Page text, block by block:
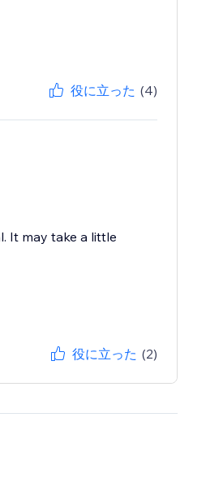
役に立った (4)
It may take a little
役に立った (2)